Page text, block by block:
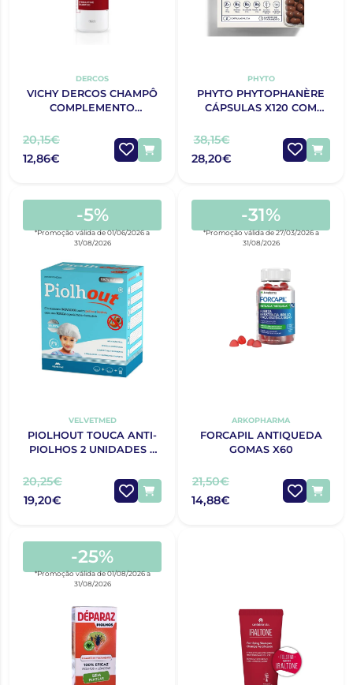
DERCOS
VICHY DERCOS CHAMPÔ
COMPLEMENTO
ESTIMULANTE 400ML
20,15€
12,86€
PHYTO
PHYTO PHYTOPHANÈRE
CÁPSULAS X120 COM
38,15€
28,20€
-5%
*Promoção válida de 01/06/2026 a
31/08/2026
VELVETMED
PIOLHOUT TOUCA ANTI-
PIOLHOS 2 UNIDADES +
20,25€
19,20€
-31%
*Promoção válida de 27/03/2026 a
31/08/2026
ARKOPHARMA
FORCAPIL ANTIQUEDA
GOMAS X60
21,50€
14,88€
-25%
*Promoção válida de 01/08/2026 a
31/08/2026